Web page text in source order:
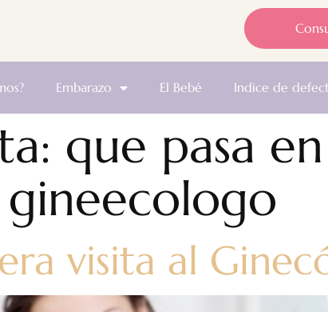
Embarazo El Bebé Indice de
que pasa
visita al